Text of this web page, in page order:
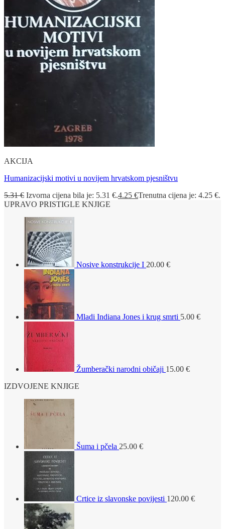
AKCIJA
Humanizacijski motivi u novijem hrvatskom pjesništvu
5.31€ Izvorna cijena bila je: 5.31 €.4.25 €Trenutna cijena je: 4.25 €.
UPRAVO PRISTIGLE KNJIGE
Nosive konstrukcije I 20.00 €
Mladi Indiana Jones i krug smrti 5.00 €
Žumberački narodni običaji 15.00 €
IZDVOJENE KNJIGE
Šuma i pčela 25.00 €
Crtice iz slavonske povijesti 120.00 €